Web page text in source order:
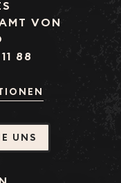
VON
88
UNS